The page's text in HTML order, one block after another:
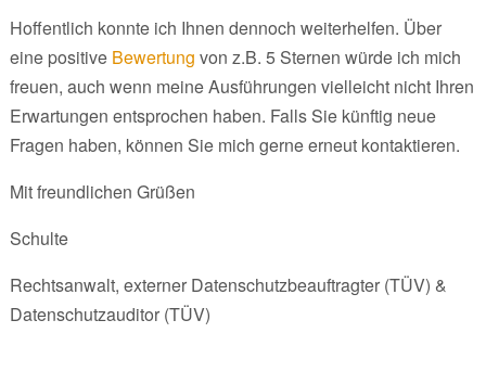
Hoffentlich konnte ich Ihnen dennoch weiterhelfen. Über
eine positive Bewertung von z.B. 5 Sternen würde ich mich
freuen, auch wenn meine Ausführungen vielleicht nicht Ihren
Erwartungen entsprochen haben. Falls Sie künftig neue
Fragen haben, können Sie mich gerne erneut kontaktieren.
Mit freundlichen Grüßen
Schulte
Rechtsanwalt, externer Datenschutzbeauftragter (TÜV) &
Datenschutzauditor (TÜV)